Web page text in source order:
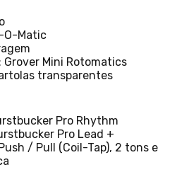
O-Matic
Grover Mini Rotomatics
transparentes
Pro Rhythm
Pro Lead +
/ Pull (Coil-Tap), 2 tons e